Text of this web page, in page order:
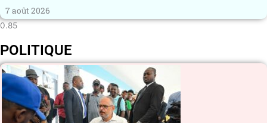
7 août 2026
POLITIQUE